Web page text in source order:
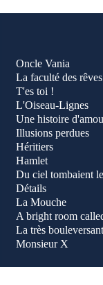
Oncle Vania
La faculté des rêves
T'es toi !
L'Oiseau-Lignes
Une histoire
Illusions perdues
Héritiers
Hamlet
Du ciel tombaient
Détails
La Mouche
A bright room
La très
Monsieur X